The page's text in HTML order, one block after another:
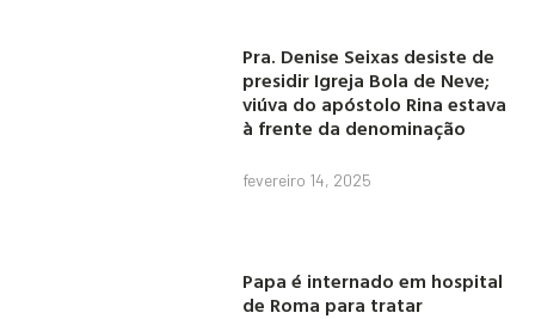
Pra. Denise Seixas desiste de
presidir Igreja Bola de Neve;
viúva do apóstolo Rina estava
à frente da denominação
fevereiro 14, 2025
Papa é internado em hospital
de Roma para tratar